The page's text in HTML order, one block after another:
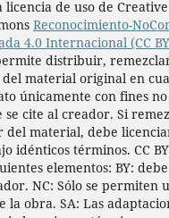
de uso de
Reconocimiento-
4.0 Internacional (CC
distribuir,
material original en
únicamente con fines
se cite al creador. Si
del material, debe
idénticos términos. CC
elementos: BY:
NC: Sólo se permiten
la obra. SA: Las